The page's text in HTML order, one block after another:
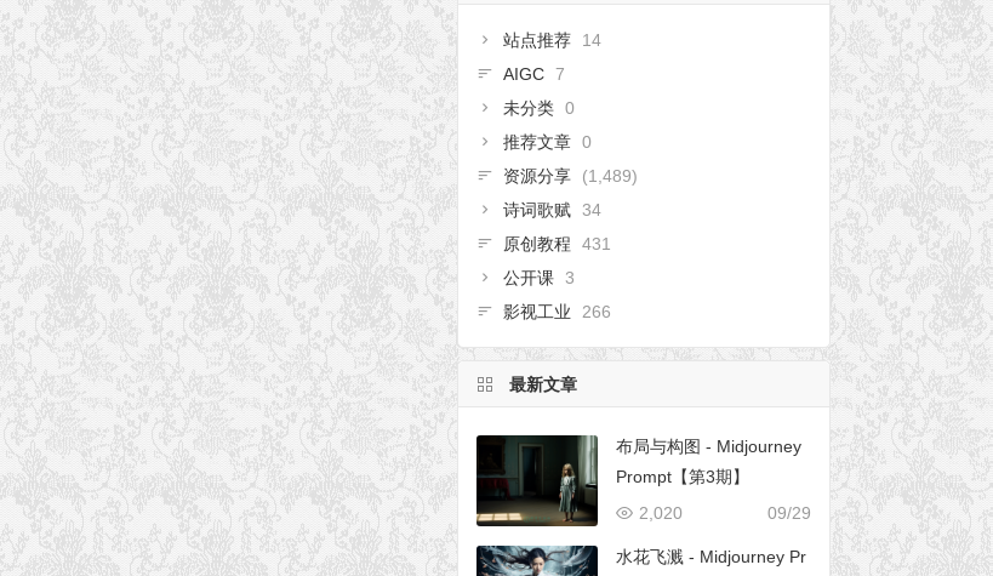
站点推荐
14
AIGC 7
未分类 0
推荐文章 0
资源分享
(1,489)
诗词歌赋 34
原创教程
431
公开课 3
影视工业
266
最新文章
布局与构图 - Midjourney
Prompt【第3期】
09/29
2,020
水花飞溅 - Midjourney Pr